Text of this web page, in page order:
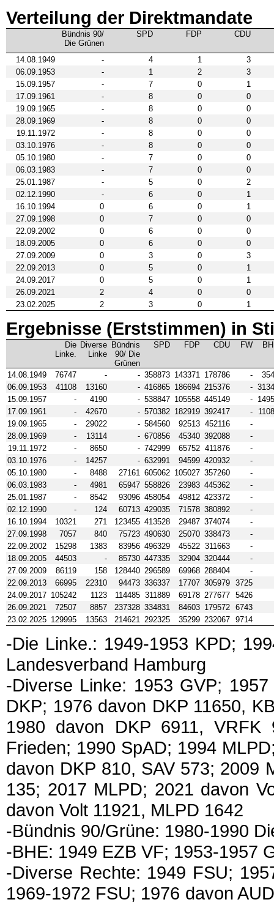
Verteilung der Direktmandate
Bündnis 90/
Die Grünen
SPD FDP CDU
14.08.1949 - 4 1
3
06.09.1953
- 1 2
3
15.09.1957
- 7 0
1
17.09.1961
- 8 0
0
19.09.1965
- 8 0
0
28.09.1969
- 8 0
0
19.11.1972
- 8 0
0
03.10.1976
- 8 0
0
05.10.1980
- 7 0
0
06.03.1983
- 7 0
0
25.01.1987
- 5 0
2
02.12.1990
- 6 0
1
16.10.1994
0 6 0
1
27.09.1998
0 7 0
0
22.09.2002
0 6 0
0
18.09.2005
0 6 0
0
27.09.2009
0 3 0
3
22.09.2013
0 5 0
1
24.09.2017
0 5 0
1
26.09.2021
2 4 0
0
23.02.2025
2 3 0 1
Ergebnisse (Erststimmen) in
Die
Linke.
Diverse
Linke
Bündnis
90/ Die
Grünen
SPD FDP CDU FW
14.08.1949 76747 - - 358873 143371 178786 -
06.09.1953
41108 13160 - 416865 186694 215376 -
15.09.1957
- 4190 - 538847 105558 445149 -
17.09.1961
- 42670 - 570382 182919 392417 -
19.09.1965
- 29022 - 584560 92513 452116
-
28.09.1969
- 13114 - 670856 45340 392088
-
19.11.1972
- 8650 - 742999 65752 411876
-
03.10.1976
- 14257 - 632991 94599 420932
-
05.10.1980
- 8488 27161 605062 105027 357260
-
06.03.1983
- 4981 65947 558826 23983 445362
-
25.01.1987
- 8542 93096 458054 49812 423372
-
02.12.1990
- 124 60713 429035 71578 380892
-
16.10.1994
10321 271 123455 413528 29487 374074
-
27.09.1998
7057 840 75723 490630 25070 338473
-
22.09.2002
15298 1383 83956 496329 45522 311663
-
18.09.2005
44503 - 85730 447335 32904 320444
-
27.09.2009
86119 158 128440 296589 69968 288404
-
22.09.2013
66995 22310 94473 336337 17707 305979 3725
24.09.2017 105242 1123 114485 311889 69178 277677 5426
26.09.2021
72507 8857 237328 334831 84603 179572 6743
23.02.2025 129995 13563 214621 292325 35299 232067 9714
-Die Linke.: 1949-1953 KPD;
Landesverband Hamburg
-Diverse Linke: 1953 GVP;
DKP; 1976 davon DKP 11650,
1980 davon DKP 6911,
Frieden; 1990 SpAD; 1994
davon DKP 810, SAV 573; 2009
135; 2017 MLPD; 2021 davon
davon Volt 11921, MLPD 1642
-Bündnis 90/Grüne: 1980-1990
-BHE: 1949 EZB VF; 1953-1957
-Diverse Rechte: 1949 FSU;
1969-1972 FSU; 1976 davon